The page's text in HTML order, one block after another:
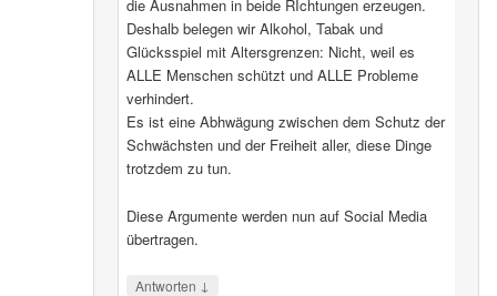
die Ausnahmen in beide RIchtungen erzeugen.
Deshalb belegen wir Alkohol, Tabak und
Glücksspiel mit Altersgrenzen: Nicht, weil es
ALLE Menschen schützt und ALLE Probleme
verhindert.
Es ist eine Abhwägung zwischen dem Schutz der
Schwächsten und der Freiheit aller, diese Dinge
trotzdem zu tun.
Diese Argumente werden nun auf Social Media
übertragen.
Antworten ↓